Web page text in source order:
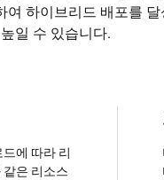
하이브리드 배포를
일 수 있습니다.
에 따라 리
같은 리소스
항
모든 모달리티를 한 플